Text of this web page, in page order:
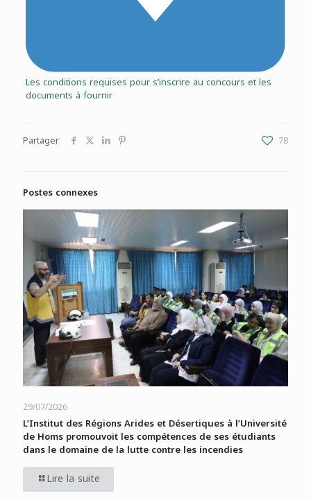
Les conditions requises pour s’inscrire au concours et les
documents à fournir
Partager 78
Postes connexes
29/07/2026
L’Institut des Régions Arides et Désertiques à l’Université
de Homs promouvoit les compétences de ses étudiants
dans le domaine de la lutte contre les incendies
Lire la suite